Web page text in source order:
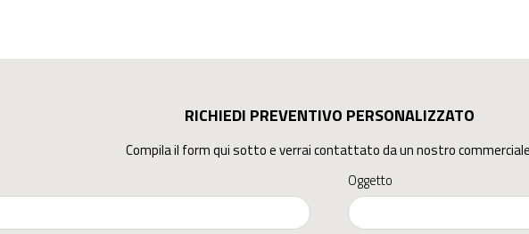
RICHIEDI PREVENTIVO PERSONALIZZATO
Compila il form qui sotto e verrai contattato da un nostro
Oggetto